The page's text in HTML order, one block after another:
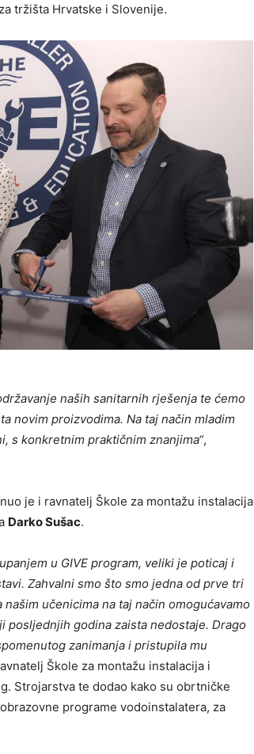
za tržišta Hrvatske i Slovenije.
naših sanitarnih rješenja te ćemo
novim proizvodima. Na taj način mladim
s konkretnim praktičnim znanjima“,
je i ravnatelj Škole za montažu instalacija
Darko Sušac.
u GIVE program, veliki je poticaj i
Zahvalni smo što smo jedna od prve tri
učenicima na taj način omogućavamo
godina zaista nedostaje. Drago
zanimanja i pristupila mu
Škole za montažu instalacija i
Strojarstva te dodao kako su obrtničke
programe vodoinstalatera, za